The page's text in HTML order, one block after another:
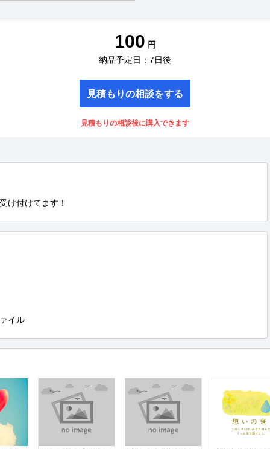
100 円
納品予定日：7日後
見積もりの相談をする
見積もりの相談後に購入できます
け付けてます！
イル